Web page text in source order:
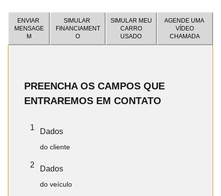
ENVIAR
MENSAGE
M
SIMULAR
FINANCIAMENT
O
SIMULAR MEU
CARRO
USADO
AGENDE UMA
VÍDEO
CHAMADA
PREENCHA OS CAMPOS QUE
ENTRAREMOS EM CONTATO
1 Dados
do cliente
2 Dados
do veículo